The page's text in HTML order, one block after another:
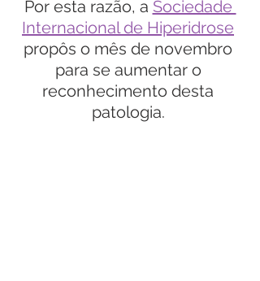
Por esta razão, a Sociedade
Internacional de Hiperidrose
propôs o mês de novembro
para se aumentar o
reconhecimento desta
patologia.